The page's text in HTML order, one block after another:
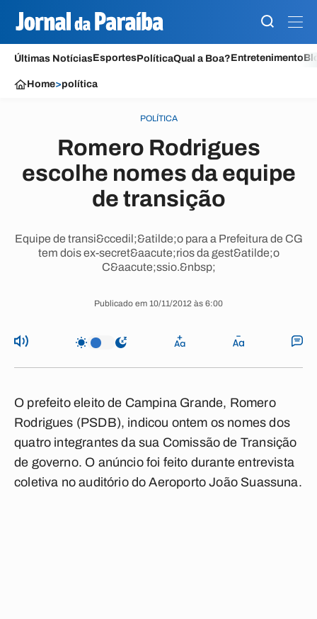
Últimas NotíciasEsportesPolíticaQual a Boa?Entretenimento
Home>política
POLÍTICA
Romero Rodrigues
escolhe nomes da equipe
de transição
Equipe de transi&ccedil;&atilde;o para a Prefeitura de CG
tem dois ex-secret&aacute;rios da gest&atilde;o
C&aacute;ssio.&nbsp;
Publicado em 10/11/2012 às 6:00
O prefeito eleito de Campina Grande, Romero
Rodrigues (PSDB), indicou ontem os nomes dos
quatro integrantes da sua Comissão de Transição
de governo. O anúncio foi feito durante entrevista
coletiva no auditório do Aeroporto João Suassuna.